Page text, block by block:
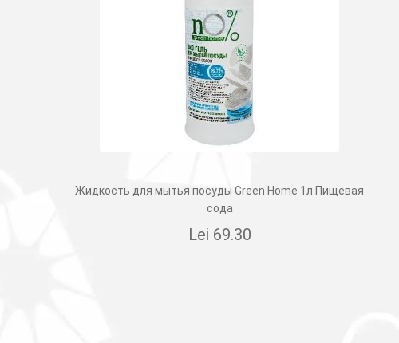
Жидкость для мытья посуды Green Home 1л Пищевая
сода
Lei 69.30